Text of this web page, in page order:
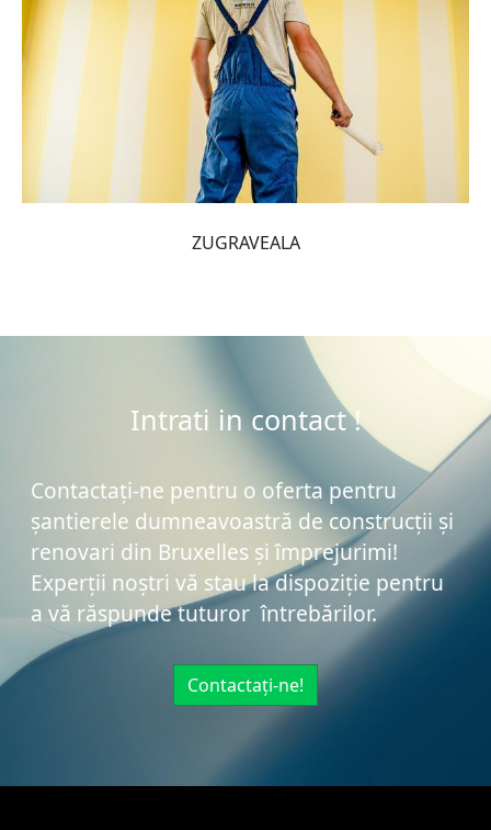
ZUGRAVEALA
Intrati in contact !
Contactați-ne pentru o oferta pentru
șantierele dumneavoastră de construcții și
renovari din Bruxelles și împrejurimi!
Experții noștri vă stau la dispoziție pentru
a vă răspunde tuturor întrebărilor.
Contactați-ne!